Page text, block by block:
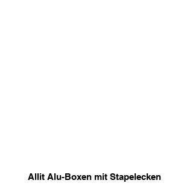
Allit Alu-Boxen mit Stapelecken